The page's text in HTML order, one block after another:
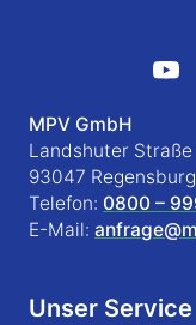
MPV GmbH
Landshuter Straße
93047 Regensburg
Telefon: 0800 –
E-Mail:
Unser Service